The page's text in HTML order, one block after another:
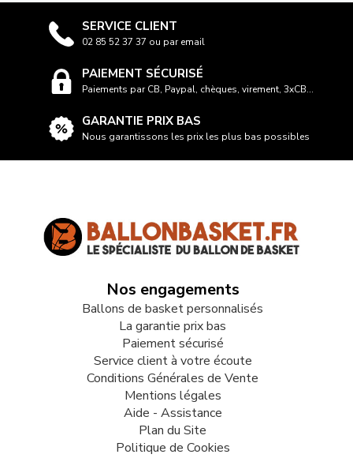
SERVICE CLIENT
02 85 52 37 37 ou par email
PAIEMENT SÉCURISÉ
Paiements par CB, Paypal, chèques, virement, 3xCB...
GARANTIE PRIX BAS
Nous garantissons les prix les plus bas possibles
Nos engagements
Ballons de basket personnalisés
La garantie prix bas
Paiement sécurisé
Service client à votre écoute
Conditions Générales de Vente
Mentions légales
Aide - Assistance
Plan du Site
Politique de Cookies